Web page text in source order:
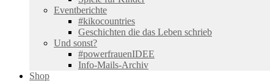
Eventberichte
#kikocountries
Geschichten die das Leben schrieb
Und sonst?
#powerfrauenIDEE
Info-Mails-Archiv
Shop